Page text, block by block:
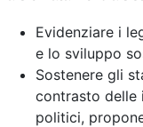
Evidenziare i
e lo sviluppo
Sostenere gli
contrasto delle
politici,